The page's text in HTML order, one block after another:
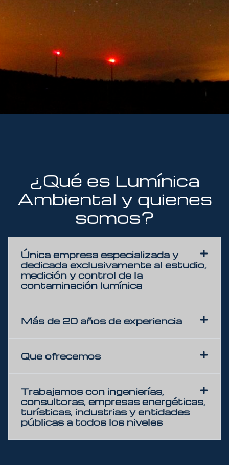
¿Qué es Lumínica
Ambiental y quienes
somos?
Única empresa especializada y
dedicada exclusivamente al estudio,
medición y control de la
contaminación lumínica
Más de 20 años de experiencia
Que ofrecemos
Trabajamos con ingenierías,
consultoras, empresas energéticas,
turísticas, industrias y entidades
públicas a todos los niveles